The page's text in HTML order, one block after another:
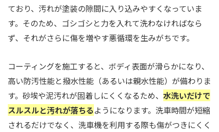
ており、汚れが塗装の隙間に入り込みやすくなっていま
す。そのため、ゴシゴシと力を入れて洗わなければなら
ず、それがさらに傷を増やす悪循環を生みがちです。
コーティングを施工すると、ボディ表面が滑らかになり、
高い防汚性能と撥水性能（あるいは親水性能）が備わりま
す。砂埃や泥汚れが固着しにくくなるため、 水洗いだけで
スルスルと汚れが落ちるようになります。洗車時間が短縮
されるだけでなく、洗車機を利用する際も傷がつきにくく